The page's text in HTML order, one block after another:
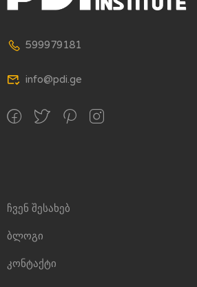
599979181
info@pdi.ge
ჩვენ შესახებ
ბლოგი
კონტაქტი